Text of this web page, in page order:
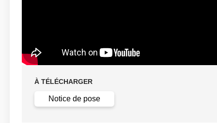
À TÉLÉCHARGER
Notice de pose